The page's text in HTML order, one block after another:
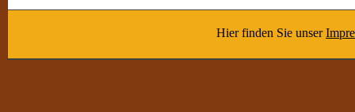
Hier finden Sie unser